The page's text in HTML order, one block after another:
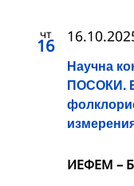
чт
16
Научна
ПОСОКИ.
ИЕФЕМ –